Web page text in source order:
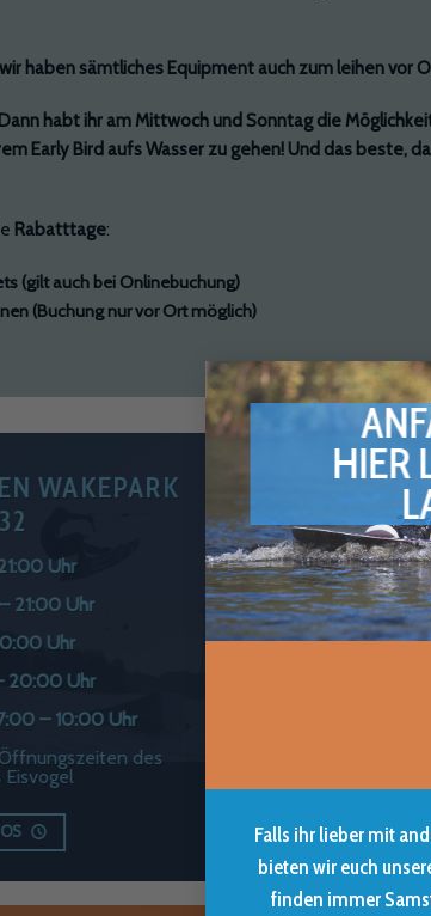
HIER
Falls ihr lieber mit
bieten wir euch
finden immer
haben sämtliches Equipment auch zum leihen vor
habt ihr am Mittwoch und Sonntag die
Early Bird aufs Wasser zu gehen! Und das beste,
Rabatttage:
(gilt auch bei Onlinebuchung)
(Buchung nur vor Ort möglich)
WAKEPARK
Uhr
21:00 Uhr
Uhr
20:00 Uhr
– 10:00 Uhr
des
Eisvogel
5
Moin Moin auch